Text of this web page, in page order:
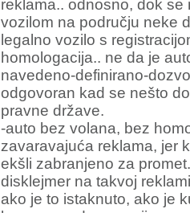
reklama.. odnosno, dok
vozilom na području neke
legalno vozilo s
homologacija.. ne da je
navedeno-definirano-
odgovoran kad se nešto
pravne države.
-auto bez volana, bez
zavaravajuća reklama, jer
ekšli zabranjeno za
disklejmer na takvoj
ako je to istaknuto, ako je